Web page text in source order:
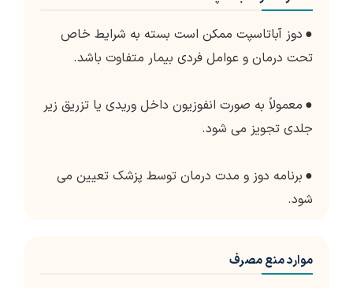
● دوز آباتاسپت ممکن است بسته به شرایط خاص
تحت درمان و عوامل فردی بیمار متفاوت باشد.
● معمولاً به صورت انفوزیون داخل وریدی یا تزریق زیر
جلدی تجویز می شود.
● برنامه دوز و مدت درمان توسط پزشک تعیین می
شود.
موارد منع مصرف